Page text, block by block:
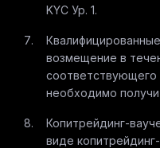
KYC Ур. 1.
возмещение в
соответствующего
необходимо
Копитрейдинг-
виде